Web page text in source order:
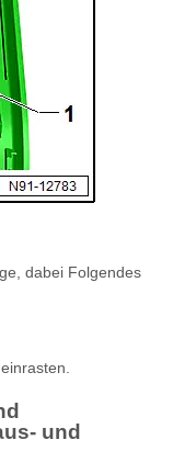
dabei Folgendes
und